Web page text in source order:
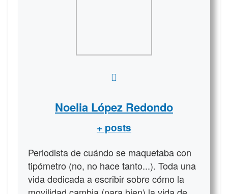
Noelia López Redondo
+ posts
Periodista de cuándo se maquetaba con
tipómetro (no, no hace tanto...). Toda una
vida dedicada a escribir sobre cómo la